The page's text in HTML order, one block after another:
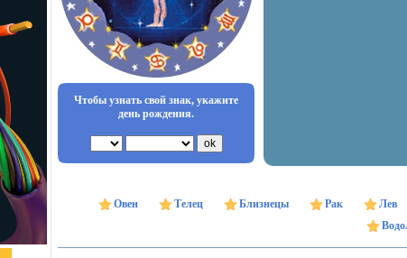
Чтобы узнать свой знак, укажите
день рождения.
Овен Телец Близнецы Рак Лев